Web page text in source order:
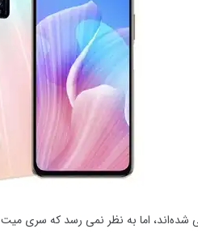
نظر نمی رسد که سری میت ۳۰ را در بازار ایران ببینیم.